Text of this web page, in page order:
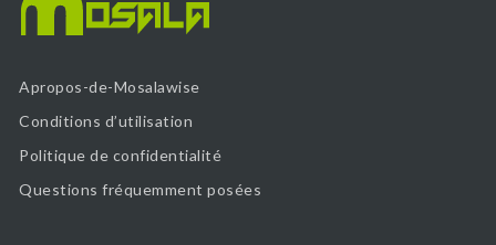
Apropos-de-Mosalawise
Conditions d’utilisation
Politique de confidentialité
Questions fréquemment posées